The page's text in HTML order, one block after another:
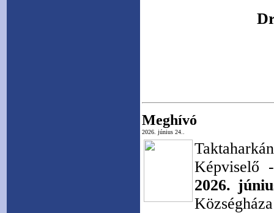
Meghívó
2026. június 24..
Képviselő
2026.